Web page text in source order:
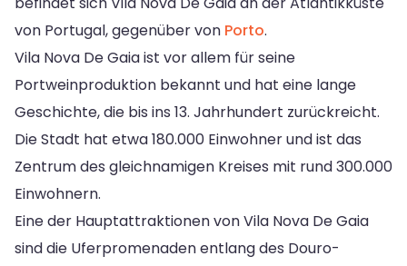
von Portugal, gegenüber von Porto.
Vila Nova De Gaia ist vor allem für seine
Portweinproduktion bekannt und hat eine lange
Geschichte, die bis ins 13. Jahrhundert zurückreicht.
Die Stadt hat etwa 180.000 Einwohner und ist das
Zentrum des gleichnamigen Kreises mit rund 300.000
Einwohnern.
Eine der Hauptattraktionen von Vila Nova De Gaia
sind die Uferpromenaden entlang des Douro-